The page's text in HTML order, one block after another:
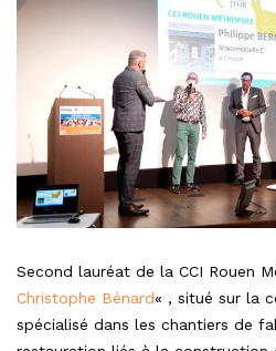
Second lauréat de la CCI Rouen
Christophe Bénard« , situé sur la
spécialisé dans les chantiers de